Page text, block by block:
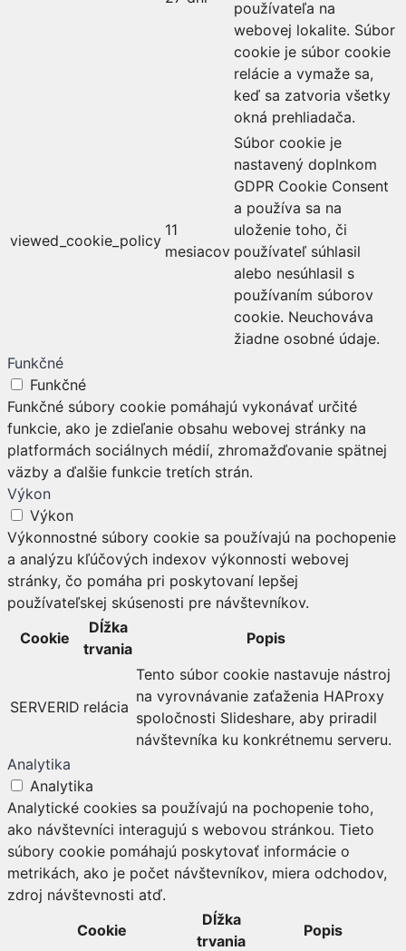
používateľa na
webovej lokalite. Súbor
cookie je súbor cookie
relácie a vymaže sa,
keď sa zatvoria všetky
okná prehliadača.
viewed_cookie_policy
11
mesiacov
Súbor cookie je
nastavený doplnkom
GDPR Cookie Consent
a používa sa na
uloženie toho, či
používateľ súhlasil
alebo nesúhlasil s
používaním súborov
cookie. Neuchováva
žiadne osobné údaje.
Funkčné
Funkčné
Funkčné súbory cookie pomáhajú vykonávať určité
funkcie, ako je zdieľanie obsahu webovej stránky na
platformách sociálnych médií, zhromažďovanie spätnej
väzby a ďalšie funkcie tretích strán.
Výkon
Výkon
Výkonnostné súbory cookie sa používajú na pochopenie
a analýzu kľúčových indexov výkonnosti webovej
stránky, čo pomáha pri poskytovaní lepšej
používateľskej skúsenosti pre návštevníkov.
Cookie
Dĺžka
trvania
Popis
SERVERID relácia
Tento súbor cookie nastavuje nástroj
na vyrovnávanie zaťaženia HAProxy
spoločnosti Slideshare, aby priradil
návštevníka ku konkrétnemu serveru.
Analytika
Analytika
Analytické cookies sa používajú na pochopenie toho,
ako návštevníci interagujú s webovou stránkou. Tieto
súbory cookie pomáhajú poskytovať informácie o
metrikách, ako je počet návštevníkov, miera odchodov,
zdroj návštevnosti atď.
Cookie
Dĺžka
trvania
Popis